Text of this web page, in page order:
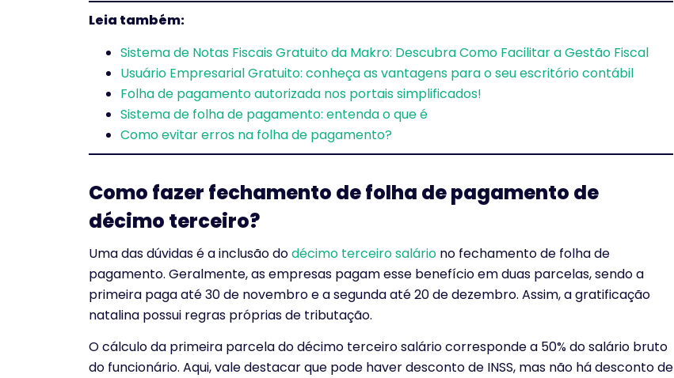
Leia também:
Sistema de Notas Fiscais Gratuito da Makro: Descubra Como Facilitar a Gestão Fiscal
Usuário Empresarial Gratuito: conheça as vantagens para o seu escritório contábil
Folha de pagamento autorizada nos portais simplificados!
Sistema de folha de pagamento: entenda o que é
Como evitar erros na folha de pagamento?
Como fazer fechamento de folha de pagamento de
décimo terceiro?
Uma das dúvidas é a inclusão dodécimo terceiro salário no fechamento de folha de
pagamento. Geralmente, as empresas pagam esse benefício em duas parcelas, sendo a
primeira paga até 30 de novembro e a segunda até 20 de dezembro. Assim, a gratificação
natalina possui regras próprias de tributação.
O cálculo da primeira parcela do décimo terceiro salário corresponde a 50% do salário bruto
do funcionário. Aqui, vale destacar que pode haver desconto de INSS, mas não há desconto de